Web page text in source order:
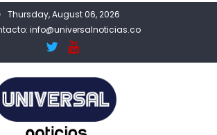
Thursday, August 06, 2026
info@universalnoticias.co